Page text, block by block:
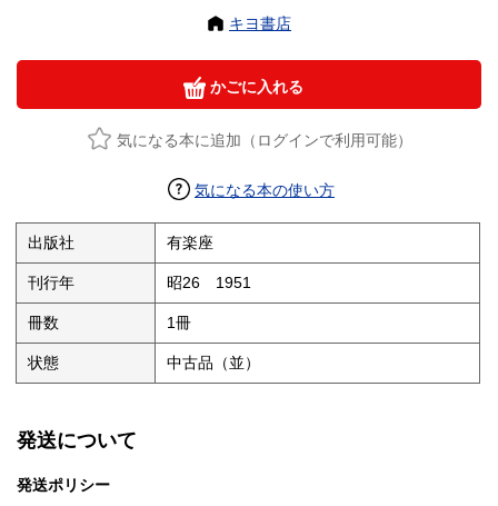
キヨ書店
かごに入れる
気になる本に追加（ログインで利用可能）
気になる本の使い方
出版社 有楽座
刊行年 昭26 1951
冊数 1冊
状態 中古品（並）
発送について
発送ポリシー